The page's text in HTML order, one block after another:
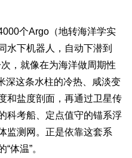
个Argo（地转海洋学实
水下机器人，自动下潜到
，就像在为海洋做周期性
深这条水柱的冷热、咸淡变
和盐度剖面，再通过卫星传
科考船、定点值守的锚系浮
监测网。正是依靠这套系
体温”。